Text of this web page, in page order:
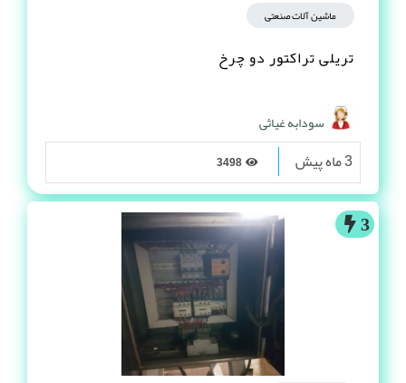
ماشین آلات صنعتی
تریلی تراکتور دو چرخ
سودابه غیاثی
3 ماه پیش
3